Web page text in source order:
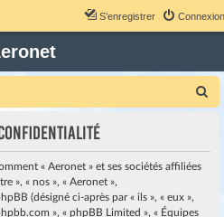
Connexion
S’enregistrer
« Aeronet » et ses sociétés affiliées
», « nos », « Aeronet »,
(désigné ci-après par « ils », « eux »,
», « phpBB Limited », « Équipes